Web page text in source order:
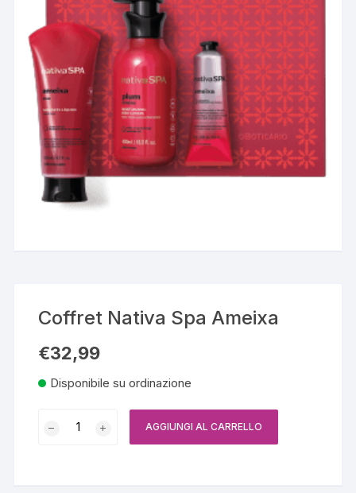
Coffret Nativa Spa Ameixa
€32,99
Disponibile su ordinazione
AGGIUNGI AL CARRELLO